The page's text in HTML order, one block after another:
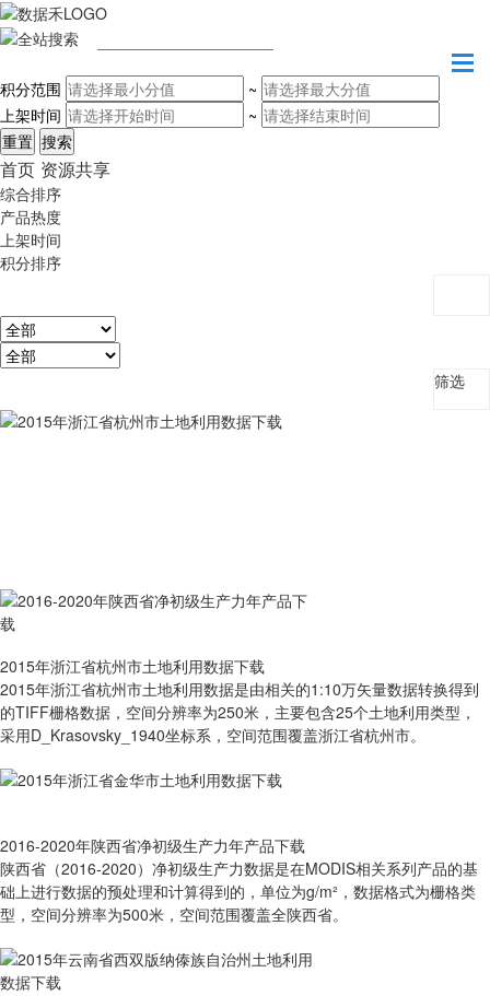
积分范围
~
上架时间
~
首页 资源共享
综合排序
产品热度
上架时间
积分排序
筛选
2015年浙江省杭州市土地利用数据下载
2015年浙江省杭州市土地利用数据是由相关的1:10万矢量数据转换得到
的TIFF栅格数据，空间分辨率为250米，主要包含25个土地利用类型，
采用D_Krasovsky_1940坐标系，空间范围覆盖浙江省杭州市。
2016-2020年陕西省净初级生产力年产品下载
陕西省（2016-2020）净初级生产力数据是在MODIS相关系列产品的基
础上进行数据的预处理和计算得到的，单位为g/m²，数据格式为栅格类
型，空间分辨率为500米，空间范围覆盖全陕西省。